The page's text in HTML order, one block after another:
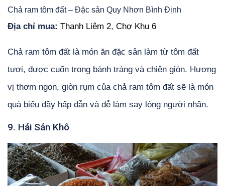
Chả ram tôm đất – Đặc sản Quy Nhơn Bình Định
Địa chỉ mua: Thanh Liêm 2, Chợ Khu 6
Chả ram tôm đất là món ăn đặc sản làm từ tôm đất
tươi, được cuốn trong bánh tráng và chiên giòn. Hương
vị thơm ngon, giòn rụm của chả ram tôm đất sẽ là món
quà biếu đầy hấp dẫn và dễ làm say lòng người nhận.
9. Hải Sản Khô